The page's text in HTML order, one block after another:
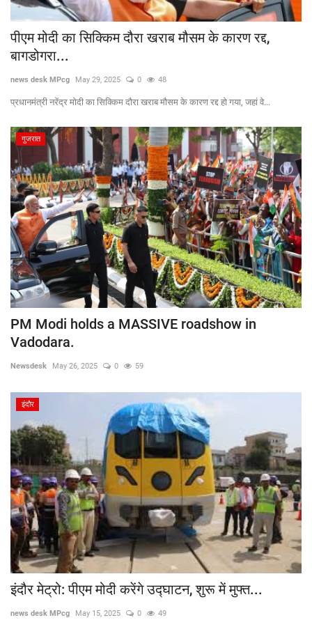
पीएम मोदी का सिक्किम दौरा खराब मौसम के कारण रद्द,
बागडोगरा...
news desk MPcg May 29, 2025 0 48
प्रधानमंत्री नरेंद्र मोदी का सिक्किम दौरा खराब मौसम के कारण रद्द हो गया, जहां वे...
गुजरात
PM Modi holds a MASSIVE roadshow in
Vadodara.
Newsdesk May 26, 2025 0 59
इंदौर
इंदौर मेट्रो: पीएम मोदी करेंगे उद्घाटन, शुरू में मुफ्त...
news desk MPcg May 15, 2025 0 49